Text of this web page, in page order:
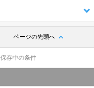
ページの先頭へ
保存中の条件